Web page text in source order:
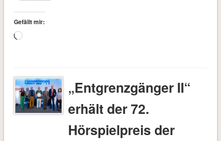
Gefällt mir:
Wird
„Entgrenzgänger II“
erhält der 72.
Hörspielpreis der